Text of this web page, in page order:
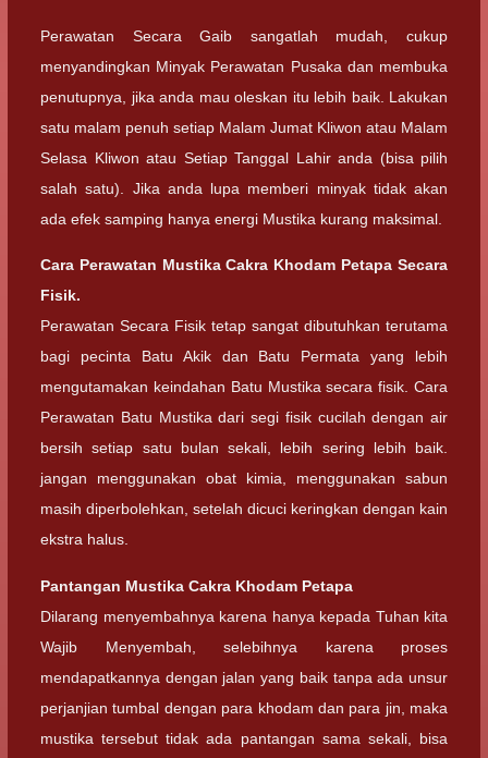
Perawatan Secara Gaib sangatlah mudah, cukup
menyandingkan Minyak Perawatan Pusaka dan membuka
penutupnya, jika anda mau oleskan itu lebih baik. Lakukan
satu malam penuh setiap Malam Jumat Kliwon atau Malam
Selasa Kliwon atau Setiap Tanggal Lahir anda (bisa pilih
salah satu). Jika anda lupa memberi minyak tidak akan
ada efek samping hanya energi Mustika kurang maksimal.
Cara Perawatan Mustika Cakra Khodam Petapa Secara
Fisik.
Perawatan Secara Fisik tetap sangat dibutuhkan terutama
bagi pecinta Batu Akik dan Batu Permata yang lebih
mengutamakan keindahan Batu Mustika secara fisik. Cara
Perawatan Batu Mustika dari segi fisik cucilah dengan air
bersih setiap satu bulan sekali, lebih sering lebih baik.
jangan menggunakan obat kimia, menggunakan sabun
masih diperbolehkan, setelah dicuci keringkan dengan kain
ekstra halus.
Pantangan Mustika Cakra Khodam Petapa
Dilarang menyembahnya karena hanya kepada Tuhan kita
Wajib Menyembah, selebihnya karena proses
mendapatkannya dengan jalan yang baik tanpa ada unsur
perjanjian tumbal dengan para khodam dan para jin, maka
mustika tersebut tidak ada pantangan sama sekali, bisa